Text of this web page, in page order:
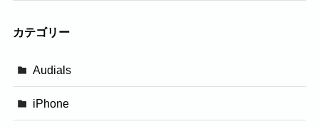
カテゴリー
Audials
iPhone